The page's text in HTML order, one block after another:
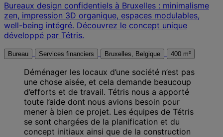
Bureaux design confidentiels à Bruxelles : minimalisme
zen, impression 3D organique, espaces modulables,
well-being intégré. Découvrez le concept unique
développé par Tétris.
Bureau Services financiers Bruxelles, Belgique 400 m²
Déménager les locaux d’une société n’est pas
une chose aisée, et cela demande beaucoup
d’efforts et de travail. Tétris nous a apporté
toute l’aide dont nous avions besoin pour
mener à bien ce projet. Les équipes de Tétris
se sont chargées de la planification et du
concept initiaux ainsi que de la construction